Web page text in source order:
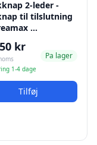
2-leder -
til tilslutning
…
kr
1-4 dage
Pa lager
Tilføj